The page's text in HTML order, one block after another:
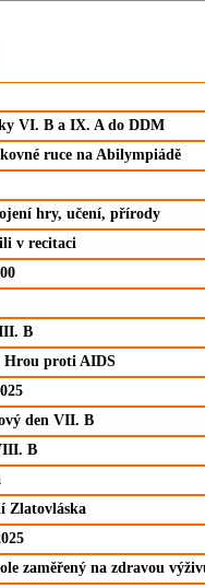
VI. B a IX. A do DDM
ruce na Abilympiádě
hry, učení, přírody
v recitaci
B
proti AIDS
den VII. B
B
Zlatovláska
zaměřený na zdravou